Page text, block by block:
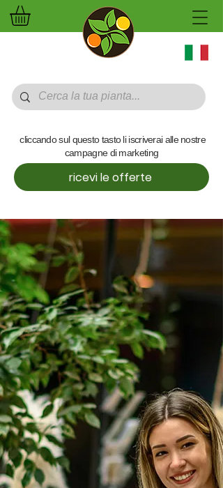
Vivaio online
ricevi le offerte
cliccando sul questo tasto li iscriverai alle nostre
campagne di marketing
Direttiva (UE) 2023/2673 del
19/06/2026
recepita in Italia con il D.Lgs.
209/2025
art. 54-bis
Diritto di recesso